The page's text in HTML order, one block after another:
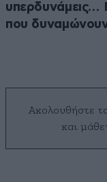
υπερδυνάμεις…
που
Ακολουθήστε
και